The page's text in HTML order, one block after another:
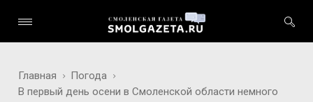
Главная
Погода
В первый день осени в Смоленской области немного